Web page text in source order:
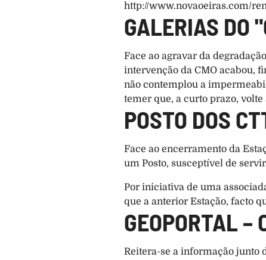
http://www.novaoeiras.com/
GALERIAS DO
Face ao agravar da
intervenção da CMO acabou,
não contemplou a
temer que, a curto prazo,
POSTO DOS
Face ao encerramento da
um Posto, susceptível de
Por iniciativa de uma
que a anterior Estação, facto
GEOPORTAL –
Reitera-se a informação junto